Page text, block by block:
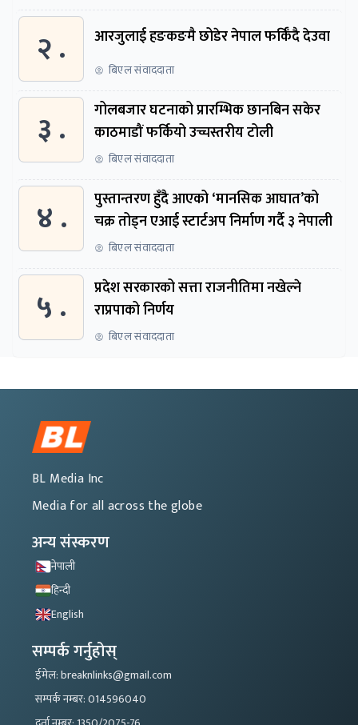
२ . आरजुलाई हङकङमै छोडेर नेपाल फर्किँदै देउवा
बिएल संवाददाता
३ .
गोलबजार घटनाको प्रारम्भिक छानबिन सकेर
काठमाडौं फर्कियो उच्चस्तरीय टोली
बिएल संवाददाता
४ .
पुस्तान्तरण हुँदै आएको ‘मानसिक आघात’को
चक्र तोड्न एआई स्टार्टअप निर्माण गर्दै ३ नेपाली
बिएल संवाददाता
५ .
प्रदेश सरकारको सत्ता राजनीतिमा नखेल्ने
राप्रपाको निर्णय
बिएल संवाददाता
BL Media Inc
Media for all across the globe
अन्य संस्करण
नेपाली
हिन्दी
English
सम्पर्क गर्नुहोस्
ईमेल: breaknlinks@gmail.com
सम्पर्क नम्बर: 014596040